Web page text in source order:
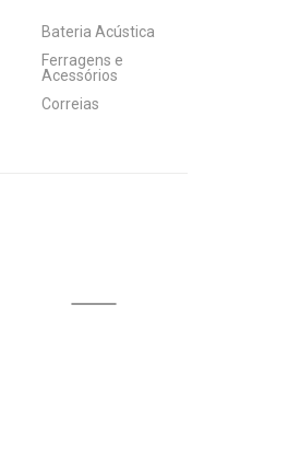
Bateria Acústica
Ferragens e
Acessórios
Correias